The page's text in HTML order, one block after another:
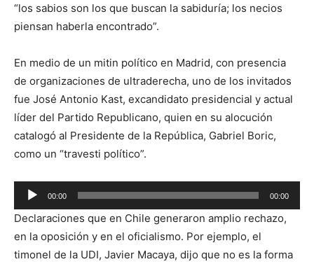
“los sabios son los que buscan la sabiduría; los necios
piensan haberla encontrado”.
En medio de un mitin político en Madrid, con presencia
de organizaciones de ultraderecha, uno de los invitados
fue José Antonio Kast, excandidato presidencial y actual
líder del Partido Republicano, quien en su alocución
catalogó al Presidente de la República, Gabriel Boric,
como un “travesti político”.
Reproductor
de
audio
00:00 00:00
Declaraciones que en Chile generaron amplio rechazo,
en la oposición y en el oficialismo. Por ejemplo, el
timonel de la UDI, Javier Macaya, dijo que no es la forma